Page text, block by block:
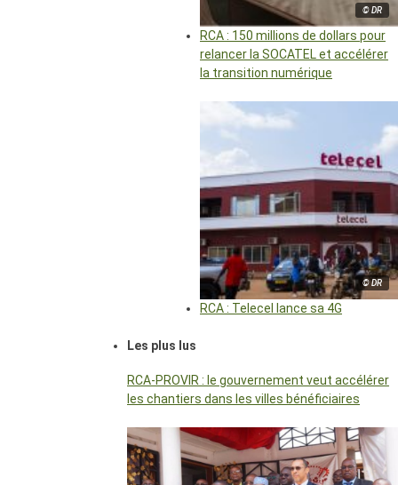
© DR
RCA : 150 millions de dollars pour
relancer la SOCATEL et accélérer
la transition numérique
© DR
RCA : Telecel lance sa 4G
Les plus lus
RCA-PROVIR : le gouvernement veut accélérer
les chantiers dans les villes bénéficiaires